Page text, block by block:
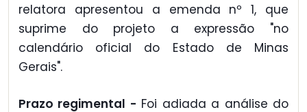
relatora apresentou a emenda nº 1, que
suprime do projeto a expressão "no
calendário oficial do Estado de Minas
Gerais".
Prazo regimental - Foi adiada a análise do